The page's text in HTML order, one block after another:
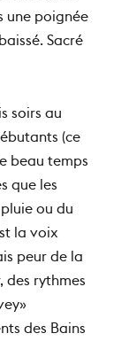
une poignée
Sacré
soirs au
(ce
beau temps
que les
ou du
la voix
peur de la
rythmes
des Bains